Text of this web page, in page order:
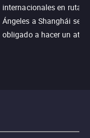
internacionales en ruta
Ángeles a Shanghái se ve
obligado a hacer un